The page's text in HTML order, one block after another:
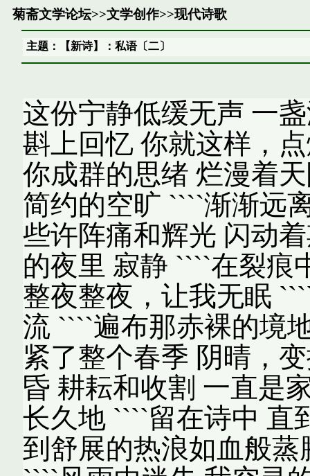
菊斋文学论坛>>文学创作>>现代诗歌
主题：【新诗】：私语〔二〕
这份宁静低缓无声 一
斟上回忆 你就这样，
你成群的思绪 烂漫着
简约的空旷 ````渐渐远
些许阵痛和辉光 闪动
的夜里 寂静 ````在裂痕
整夜整夜，让我无眠
流 ````遍布那赤裸的境
紧了整个春季 阴晴，
昏 耕耘和收割 一直是
长久地 ````留在诗中 直
到舒展的热浪如血般